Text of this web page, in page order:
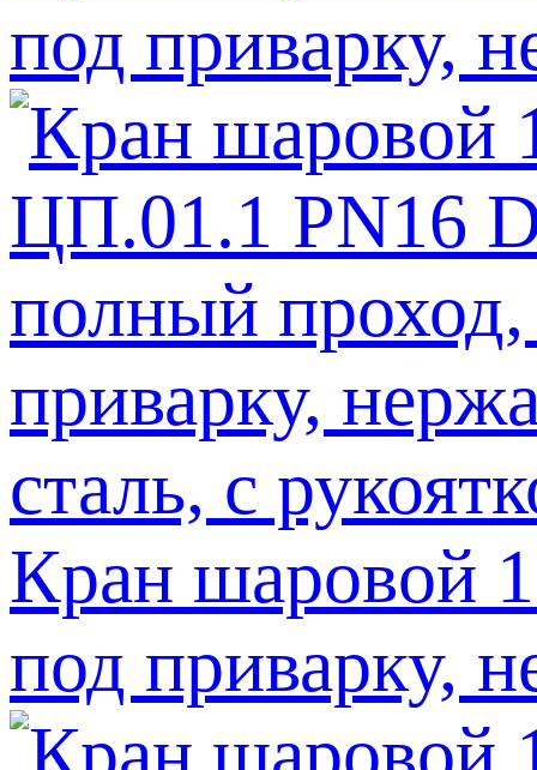
под приварку,
Кран шаровой
под приварку,